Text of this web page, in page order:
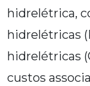
hidrelétrica,
hidrelétricas
hidrelétricas
custos